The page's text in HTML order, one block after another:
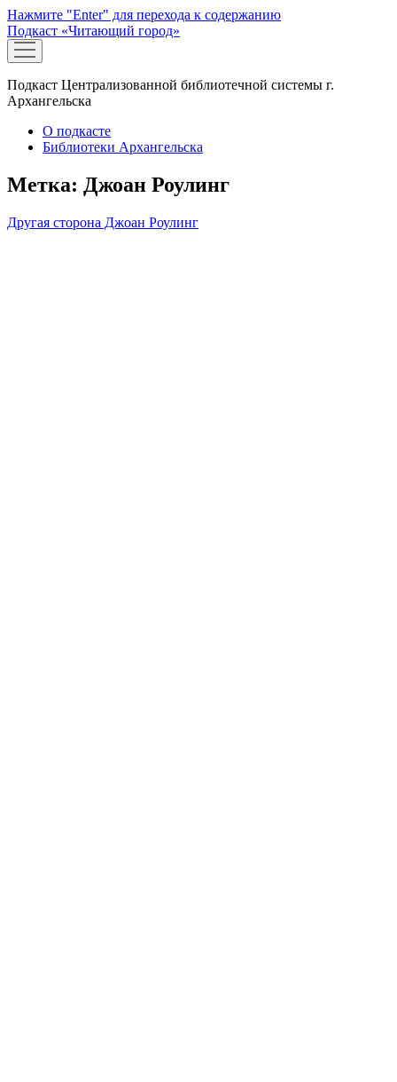
Нажмите "Enter" для перехода к содержанию
Подкаст «Читающий город»
открыть
меню
Подкаст Централизованной библиотечной системы г.
Архангельска
О подкасте
Библиотеки Архангельска
Метка: Джоан Роулинг
Другая сторона Джоан Роулинг